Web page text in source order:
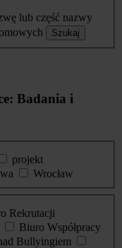
lub część nazwy
Szukaj
Badania i
projekt
Wrocław
Rekrutacji
Biuro Współpracy
Bullyingiem